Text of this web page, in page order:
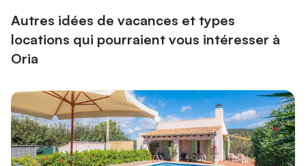
Autres idées de vacances et types
locations qui pourraient vous intéresser à
Oria